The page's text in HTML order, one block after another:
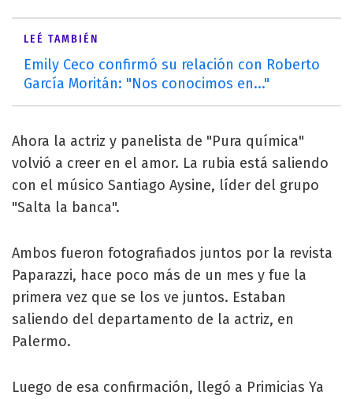
LEÉ TAMBIÉN
Emily Ceco confirmó su relación con Roberto
García Moritán: "Nos conocimos en..."
Ahora la actriz y panelista de "Pura química"
volvió a creer en el amor. La rubia está saliendo
con el músico Santiago Aysine, líder del grupo
"Salta la banca".
Ambos fueron fotografiados juntos por la revista
Paparazzi, hace poco más de un mes y fue la
primera vez que se los ve juntos. Estaban
saliendo del departamento de la actriz, en
Palermo.
Luego de esa confirmación, llegó a Primicias Ya